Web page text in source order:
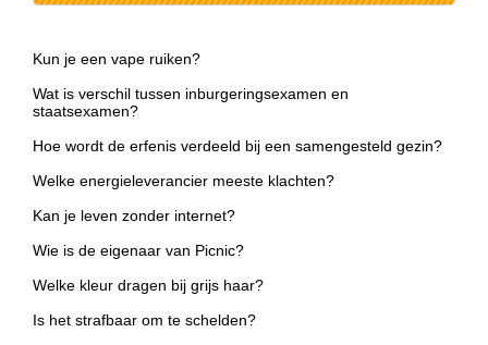
Kun je een vape ruiken?
Wat is verschil tussen inburgeringsexamen en
staatsexamen?
Hoe wordt de erfenis verdeeld bij een samengesteld gezin?
Welke energieleverancier meeste klachten?
Kan je leven zonder internet?
Wie is de eigenaar van Picnic?
Welke kleur dragen bij grijs haar?
Is het strafbaar om te schelden?